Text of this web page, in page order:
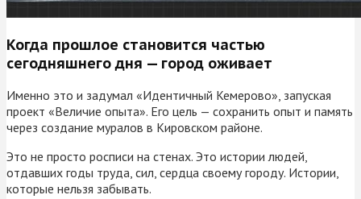
Когда прошлое становится частью
сегодняшнего дня — город оживает
Именно это и задумал «Идентичный Кемерово», запуская
проект «Величие опыта». Его цель — сохранить опыт и память
через создание муралов в Кировском районе.
Это не просто росписи на стенах. Это истории людей,
отдавших годы труда, сил, сердца своему городу. Истории,
которые нельзя забывать.